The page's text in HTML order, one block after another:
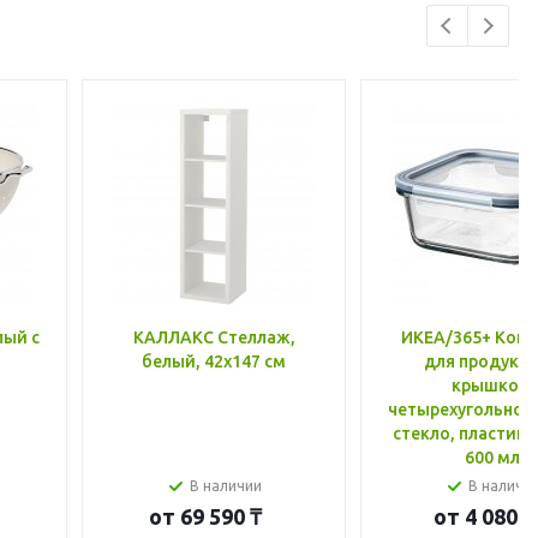
с
КАЛЛАКС Стеллаж,
белый, 42x147 см
В наличии
от 69 590 ₸
ИКЕА/365+
для
крышкой,
стекло, пластик
600 мл
В
от 4 080 ₸